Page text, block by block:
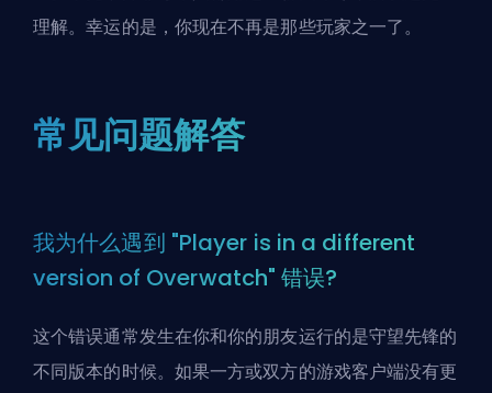
理解。幸运的是，你现在不再是那些玩家之一了。
常见问题解答
我为什么遇到 "Player is in a different
version of Overwatch" 错误?
这个错误通常发生在你和你的朋友运行的是守望先锋的
不同版本的时候。如果一方或双方的游戏客户端没有更